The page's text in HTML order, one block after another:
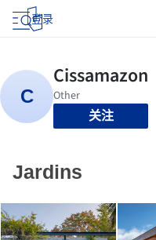
登录
关注
Jardins